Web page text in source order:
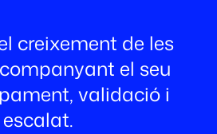
creixement de les
el seu
validació i
escalat.